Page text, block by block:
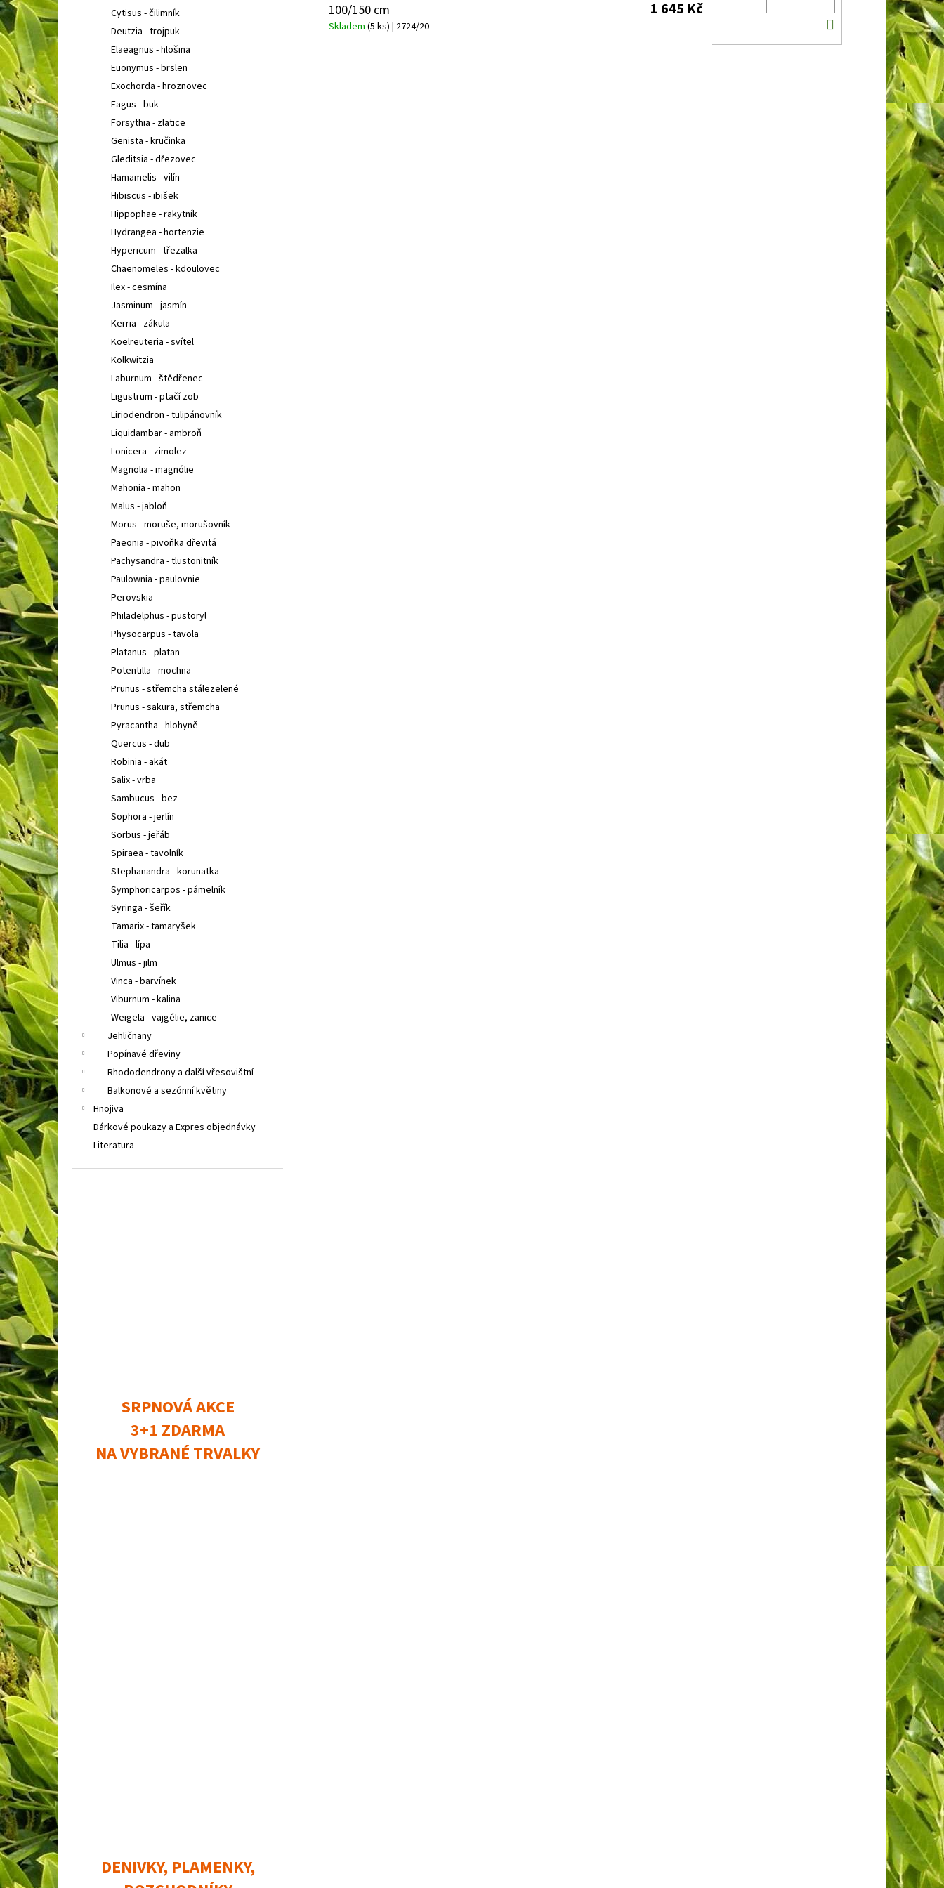
Cytisus - čilimník
Deutzia - trojpuk
Elaeagnus - hlošina
Euonymus - brslen
Exochorda - hroznovec
Fagus - buk
Forsythia - zlatice
Genista - kručinka
Gleditsia - dřezovec
Hamamelis - vilín
Hibiscus - ibišek
Hippophae - rakytník
Hydrangea - hortenzie
Hypericum - třezalka
Chaenomeles - kdoulovec
Ilex - cesmína
Jasminum - jasmín
Kerria - zákula
Koelreuteria - svítel
Kolkwitzia
Laburnum - štědřenec
Ligustrum - ptačí zob
Liriodendron - tulipánovník
Liquidambar - ambroň
Lonicera - zimolez
Magnolia - magnólie
Mahonia - mahon
Malus - jabloň
Morus - moruše, morušovník
Paeonia - pivoňka dřevitá
Pachysandra - tlustonitník
Paulownia - paulovnie
Perovskia
Philadelphus - pustoryl
Physocarpus - tavola
Platanus - platan
Potentilla - mochna
Prunus - střemcha stálezelené
Prunus - sakura, střemcha
Pyracantha - hlohyně
Quercus - dub
Robinia - akát
Salix - vrba
Sambucus - bez
Sophora - jerlín
Sorbus - jeřáb
Spiraea - tavolník
Stephanandra - korunatka
Symphoricarpos - pámelník
Syringa - šeřík
Tamarix - tamaryšek
Tilia - lípa
Ulmus - jilm
Vinca - barvínek
Viburnum - kalina
Weigela - vajgélie, zanice
Jehličnany
Popínavé dřeviny
Rhododendrony a další vřesovištní
Balkonové a sezónní květiny
Hnojiva
Dárkové poukazy a Expres objednávky
Literatura
SRPNOVÁ AKCE
3+1 ZDARMA
NA VYBRANÉ TRVALKY
DENIVKY, PLAMENKY,
100/150 cm
Skladem (5 ks) | 2724/20
1 645 Kč
KOŠÍKU